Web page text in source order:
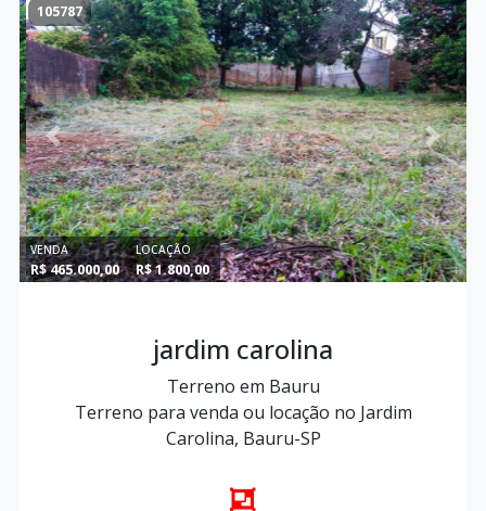
Previous Next
VENDA
R$ 465.000,00
LOCAÇÃO
R$ 1.800,00
105787
jardim carolina
Terreno em Bauru
Terreno para venda ou locação no Jardim
Carolina, Bauru-SP